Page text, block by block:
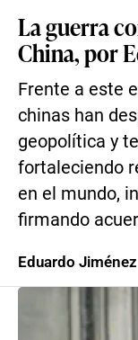
La guerra
China, por
Frente a este
chinas han
geopolítica y
fortaleciendo
en el mundo,
firmando
Eduardo Jiménez